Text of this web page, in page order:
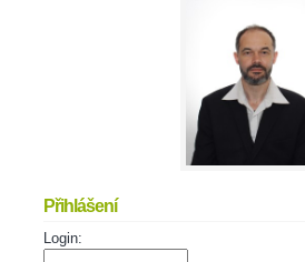
Přihlášení
Login: